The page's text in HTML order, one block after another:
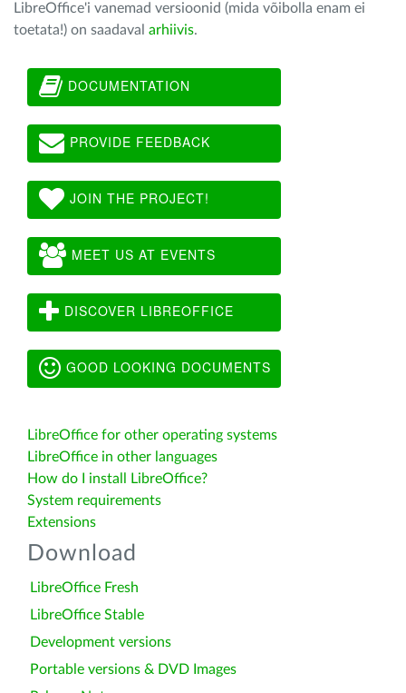
LibreOffice'i vanemad versioonid (mida võibolla enam ei
toetata!) on saadaval arhiivis.
DOCUMENTATION
PROVIDE FEEDBACK
JOIN THE PROJECT!
MEET US AT EVENTS
DISCOVER LIBREOFFICE
GOOD LOOKING DOCUMENTS
LibreOffice for other operating systems
LibreOffice in other languages
How do I install LibreOffice?
System requirements
Extensions
Download
LibreOffice Fresh
LibreOffice Stable
Development versions
Portable versions & DVD Images